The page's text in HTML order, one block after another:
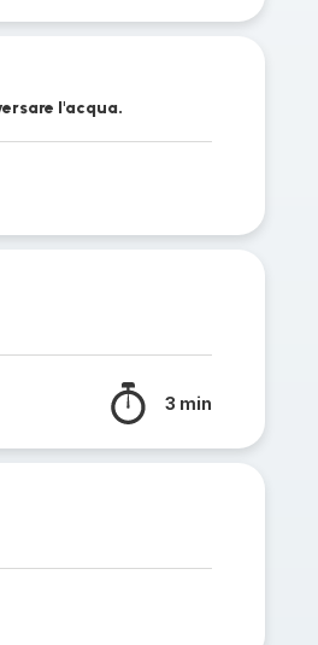
l'acqua.
3 min